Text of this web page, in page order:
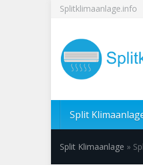
Splitklimaanlage.info
Split
Split Klimaanlage »